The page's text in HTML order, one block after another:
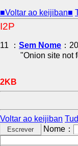
■Voltar ao keijiban■
I2P
11 ： Sem Nome ：
"Onion site not
2KB
Voltar ao keijiban
Nome：